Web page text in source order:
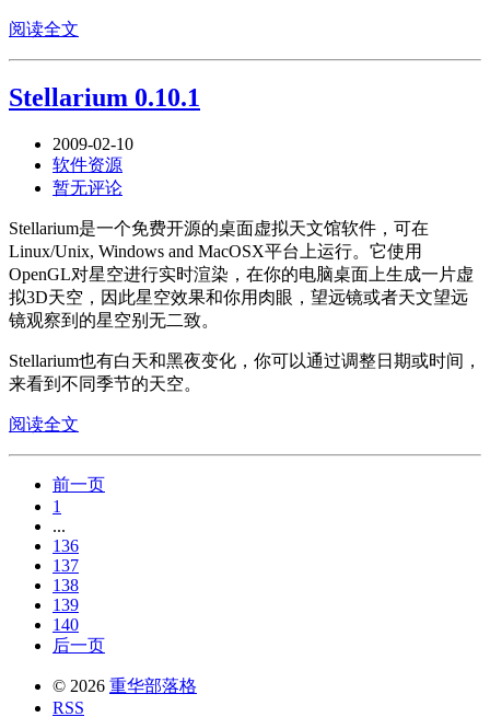
阅读全文
Stellarium 0.10.1
2009-02-10
软件资源
暂无评论
Stellarium是一个免费开源的桌面虚拟天文馆软件，可在
Linux/Unix, Windows and MacOSX平台上运行。它使用
OpenGL对星空进行实时渲染，在你的电脑桌面上生成一片虚
拟3D天空，因此星空效果和你用肉眼，望远镜或者天文望远
镜观察到的星空别无二致。
Stellarium也有白天和黑夜变化，你可以通过调整日期或时间，
来看到不同季节的天空。
阅读全文
前一页
1
...
136
137
138
139
140
后一页
© 2026 重华部落格
RSS